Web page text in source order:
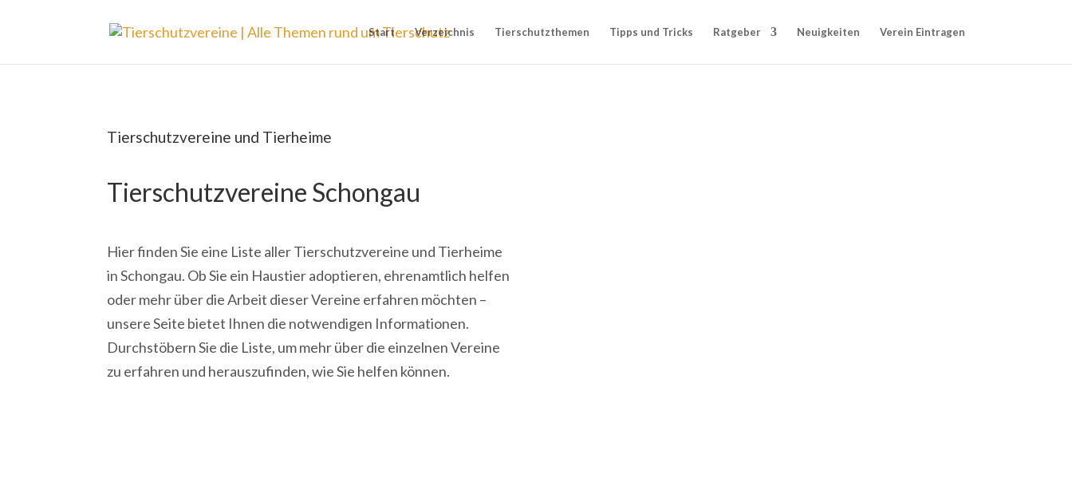
Start Verzeichnis Tierschutzthemen Tipps und Tricks Ratgeber Neuigkeiten Verein Eintragen
Tierschutzvereine und Tierheime
Tierschutzvereine Schongau
Hier finden Sie eine Liste aller Tierschutzvereine und Tierheime
in Schongau. Ob Sie ein Haustier adoptieren, ehrenamtlich helfen
oder mehr über die Arbeit dieser Vereine erfahren möchten –
unsere Seite bietet Ihnen die notwendigen Informationen.
Durchstöbern Sie die Liste, um mehr über die einzelnen Vereine
zu erfahren und herauszufinden, wie Sie helfen können.